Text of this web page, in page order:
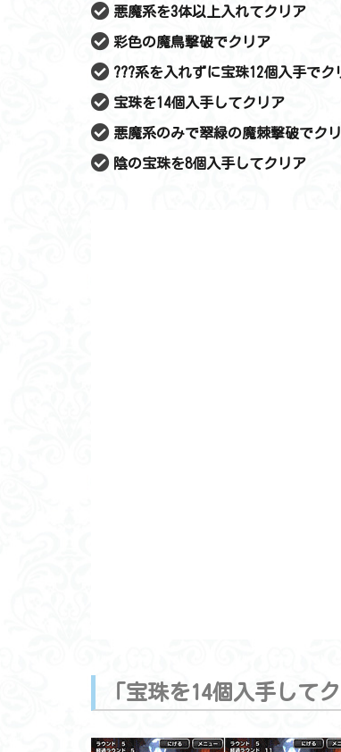
悪魔系を3体以上入れてクリア
彩色の魔鳥撃破でクリア
???系を入れずに宝珠12個入手でク
宝珠を14個入手してクリア
悪魔系のみで翠緑の魔棘撃破でク
陰の宝珠を8個入手してクリア
「宝珠を14個入手して